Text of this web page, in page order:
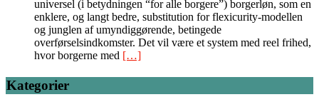
universel (i betydningen “for alle borgere”) borgerløn, som en
enklere, og langt bedre, substitution for flexicurity-modellen
og junglen af umyndiggørende, betingede
overførselsindkomster. Det vil være et system med reel frihed,
hvor borgerne med […]
Kategorier